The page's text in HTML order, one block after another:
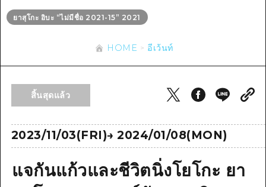
การปั่นจักรยาน
สถานบันเทิงยามค่ำคืน
มรดกโลก
ประสบการณ์ / ในการเรียนรู้
ฮิโรชิม่า โมชิ โมชิ ทราเวล
บริเวณรอบเมืองฮิโรชิม่า
อากิ
บิงโก
เกโฮค
บริเวณรอบๆ มิยาจิมะ
ยามากุจิตะวันออก
บริเวณรอบเมืองฮิโรชิม่า
อากิ
บริเวณรอบๆ มิยาจิมะ
ยามากุจิตะวันออก
อีเว้นท์
ข้อมูลตามฤดูกาล
รายการ
เข้าถึงเข้าถึง
สรุปการจราจรรอง
ความแออัดของสิ่งอำนวยความสะดวก
HOME
ข่าว
HOME อีเว้นท์
สิ้นสุดแล้ว
2023/11/03(FRI)→2024/01/08(MON)
แจกันแก้วและชีวิตนิ่งโยโกะ ยา
ยาสุโกะ อิบะ “ไม่มีชื่อ 2021-15” 2021